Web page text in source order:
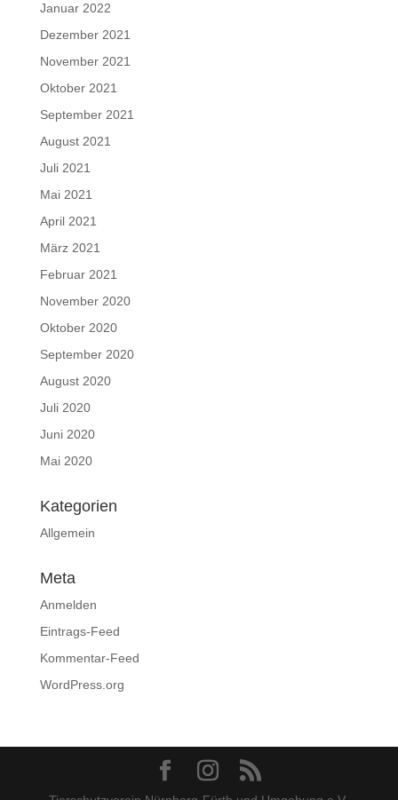
Januar 2022
Dezember 2021
November 2021
Oktober 2021
September 2021
August 2021
Juli 2021
Mai 2021
April 2021
März 2021
Februar 2021
November 2020
Oktober 2020
September 2020
August 2020
Juli 2020
Juni 2020
Mai 2020
Kategorien
Allgemein
Meta
Anmelden
Eintrags-Feed
Kommentar-Feed
WordPress.org